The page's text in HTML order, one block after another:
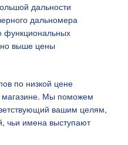
дальности
дальномера
функциональных
выше цены
по низкой цене
магазине. Мы поможем
вашим целям,
чьи имена выступают